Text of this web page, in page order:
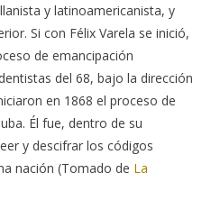
y latinoamericanista, y
Si con Félix Varela se inició,
de emancipación
del 68, bajo la dirección
en 1868 el proceso de
Él fue, dentro de su
y descifrar los códigos
nación (Tomado de La